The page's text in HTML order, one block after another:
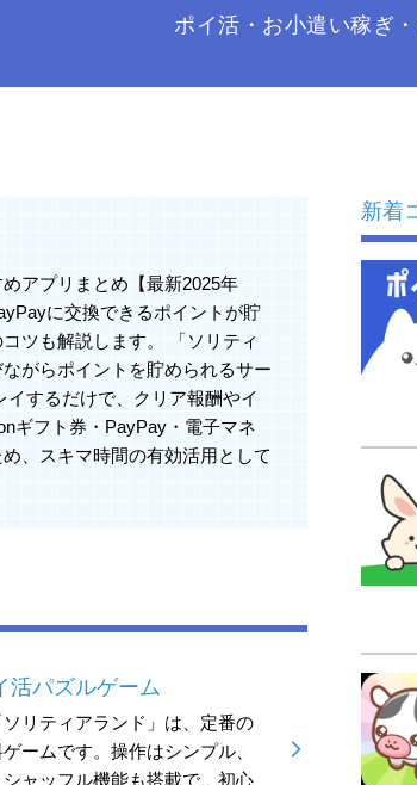
ポイ活・お小遣い稼ぎ
アプリまとめ【最新2025年
に交換できるポイントが貯
ツも解説します。 「ソリティ
がらポイントを貯められるサー
するだけで、クリア報酬やイ
ギフト券・PayPay・電子マネ
、スキマ時間の有効活用として
活パズルゲーム
リティアランド」は、定番の
ームです。操作はシンプル、
ャッフル機能も搭載で、初心
新着